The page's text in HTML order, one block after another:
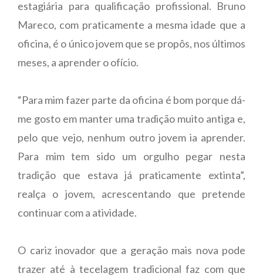
estagiária para qualificação profissional. Bruno
Mareco, com praticamente a mesma idade que a
oficina, é o único jovem que se propôs, nos últimos
meses, a aprender o ofício.
“Para mim fazer parte da oficina é bom porque dá-
me gosto em manter uma tradição muito antiga e,
pelo que vejo, nenhum outro jovem ia aprender.
Para mim tem sido um orgulho pegar nesta
tradição que estava já praticamente extinta”,
realça o jovem, acrescentando que pretende
continuar com a atividade.
O cariz inovador que a geração mais nova pode
trazer até à tecelagem tradicional faz com que